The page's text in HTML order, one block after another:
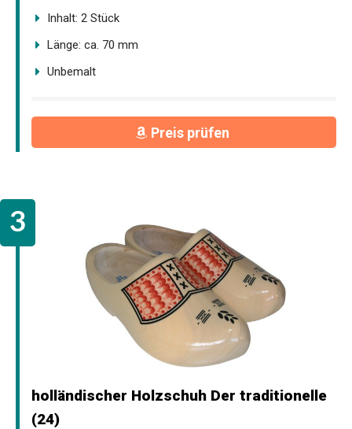
Inhalt: 2 Stück
Länge: ca. 70 mm
Unbemalt
Preis prüfen
holländischer Holzschuh Der traditionelle
(24)